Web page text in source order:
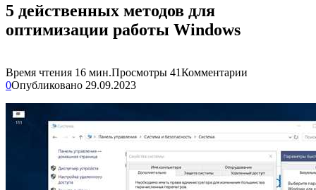
5 действенных методов для
оптимизации работы Windows
Время чтения 16 мин.Просмотры 41Комментарии
0Опубликовано 29.09.2023